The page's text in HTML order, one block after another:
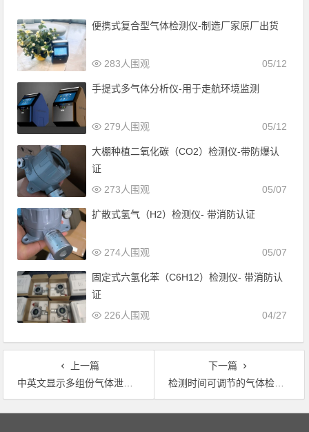
便携式复合型气体检测仪-制造厂家原厂出货
05/12
283人围观
手提式多气体分析仪-用于走航环境监测
05/12
279人围观
大棚种植二氧化碳（CO2）检测仪-带防爆认
证
05/07
273人围观
扩散式氢气（H2）检测仪- 带消防认证
05/07
274人围观
固定式六氢化苯（C6H12）检测仪- 带消防认
证
04/27
226人围观
上一篇
中英文显示多组份气体泄露检测仪量程可选择气体侦测器
下一篇
检测时间可调节的气体检测仪一机多用型气体检测仪
文章导航